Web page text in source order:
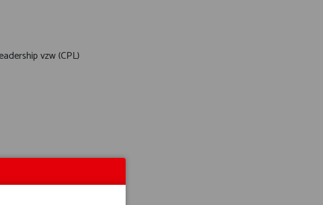
vzw (CPL)
Federale politie